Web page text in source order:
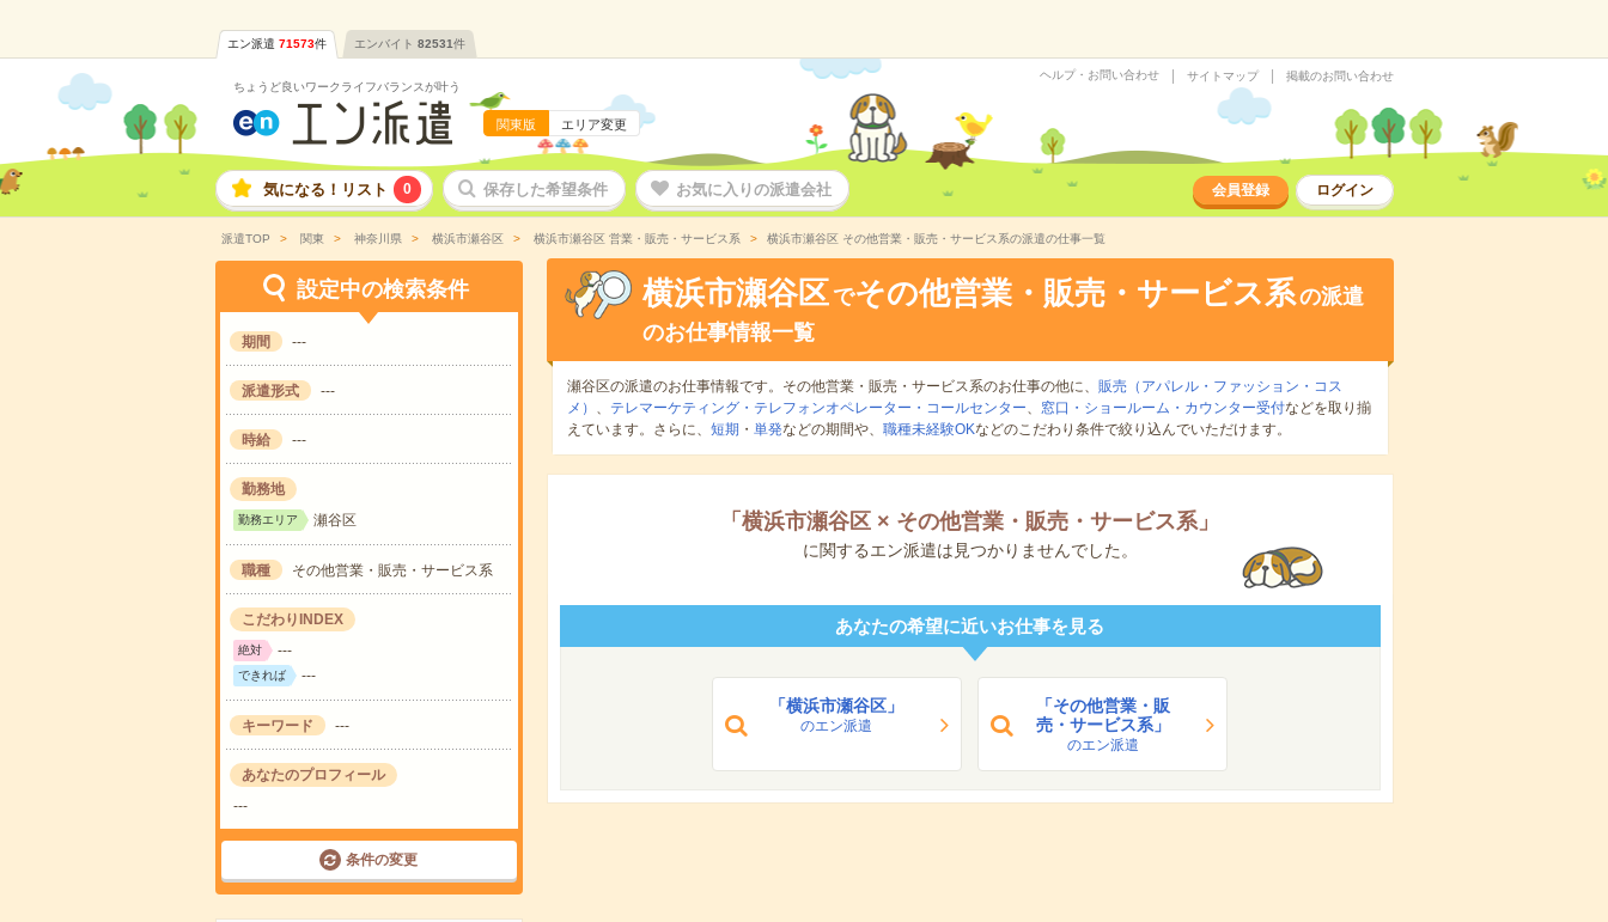
エン派遣 71573件 エンバイト 82531件
ちょうど良いワークライフバランスが叶う
関東版 エリア変更
ヘルプ・お問い合わせ サイトマップ 掲載のお問い合わせ
気になる！リスト 0 保存した希望条件 お気に入りの派遣会社 会員登録 ログイン
派遣TOP 関東 神奈川県 横浜市瀬谷区 横浜市瀬谷区 営業・販売・サービス系 横浜市瀬谷区 その他営業・販売・サービス系の派遣の仕事一覧
設定中の検索条件
期間 ---
派遣形式 ---
時給 ---
勤務地
勤務エリア 瀬谷区
職種 その他営業・販売・サービス系
こだわりINDEX
絶対 ---
できれば ---
キーワード ---
あなたのプロフィール
---
条件の変更
横浜市瀬谷区 でその他営業・販売・サービス系の派遣
のお仕事情報一覧
瀬谷区の派遣のお仕事情報です。その他営業・販売・サービス系のお仕事の他に、 販売（アパレル・ファッション・コス
メ） 、 テレマーケティング・テレフォンオペレーター・コールセンター、 窓口・ショールーム・カウンター受付などを取り揃
えています。さらに、 短期 ・ 単発などの期間や、 職種未経験OKなどのこだわり条件で絞り込んでいただけます。
「 横浜市瀬谷区 × その他営業・販売・サービス系」
に関するエン派遣は見つかりませんでした。
あなたの希望に近いお仕事を見る
「横浜市瀬谷区」
のエン派遣
「その他営業・販
売・サービス系」
のエン派遣